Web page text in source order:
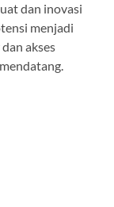
dan inovasi
menjadi
akses